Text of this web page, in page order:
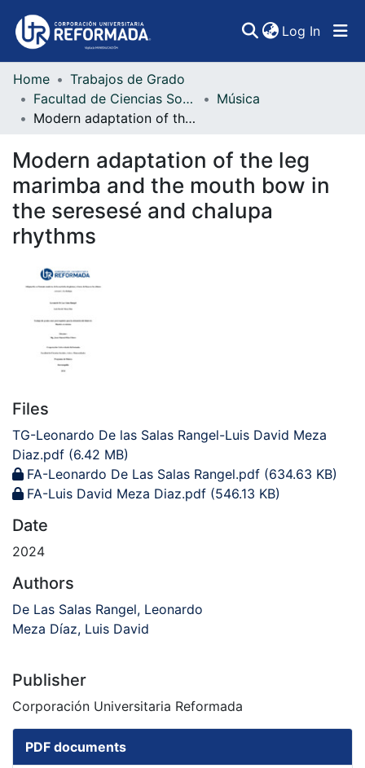
Log In
Communities & Collections
All of DSpace
Statistics
Home
Trabajos de Grado
Facultad de Ciencias Sociales, Artes y Humanidades
Música
Modern adaptation of the leg marimba and the mouth bow in the seresesé and chalupa rhythms
Modern adaptation of the leg
marimba and the mouth bow in
the seresesé and chalupa
rhythms
Files
TG-Leonardo De las Salas Rangel-Luis David Meza
Diaz.pdf (6.42 MB)
FA-Leonardo De Las Salas Rangel.pdf (634.63 KB)
FA-Luis David Meza Diaz.pdf (546.13 KB)
Date
2024
Authors
De Las Salas Rangel, Leonardo
Meza Díaz, Luis David
Publisher
Corporación Universitaria Reformada
PDF documents